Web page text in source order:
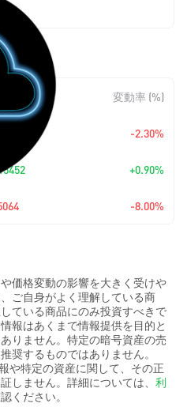
動
変動率 (%)
-2.30%
+0.90%
-8.00%
価格変動の影響を大きく受けや
ご自身がよく理解している商
ている商品にのみ投資すべきで
報はあくまで情報提供を目的と
りません。特定の暗号資産の売
奨するものではありません。
や特定の資産に関して、その正
しません。詳細については、 利
ください。